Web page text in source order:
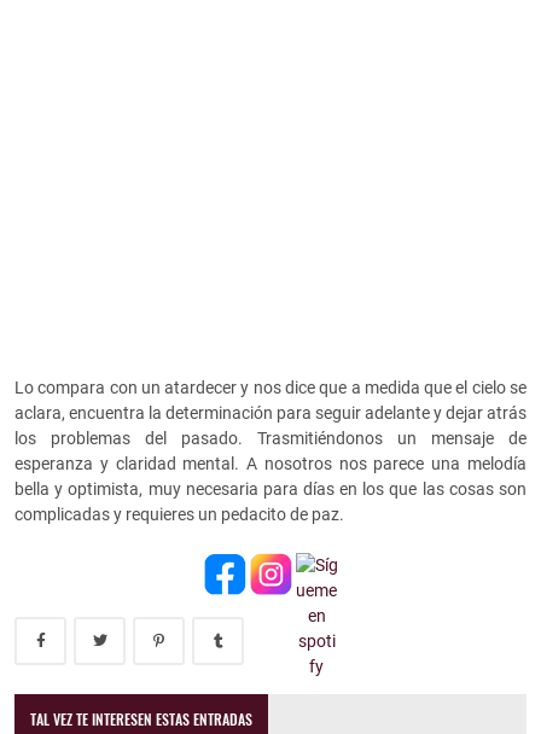
Lo compara con un atardecer y nos dice que a medida que el cielo se
aclara, encuentra la determinación para seguir adelante y dejar atrás
los problemas del pasado. Trasmitiéndonos un mensaje de
esperanza y claridad mental. A nosotros nos parece una melodía
bella y optimista, muy necesaria para días en los que las cosas son
complicadas y requieres un pedacito de paz.
TAL VEZ TE INTERESEN ESTAS ENTRADAS